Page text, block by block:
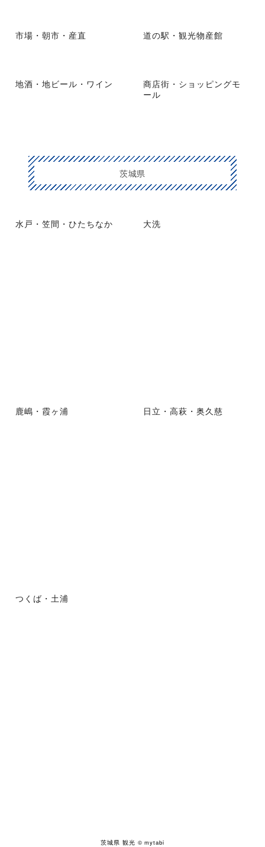
市場・朝市・産直 道の駅・観光物産館
地酒・地ビール・ワイン
商店街・ショッピングモ
ール
茨城県
水戸・笠間・ひたちなか 大洗
鹿嶋・霞ヶ浦 日立・高萩・奥久慈
つくば・土浦
茨城県 観光 © mytabi